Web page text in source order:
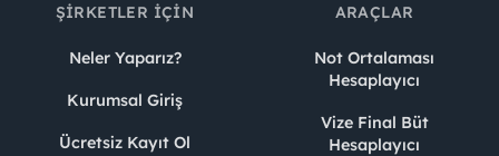
ŞIRKETLER İÇIN
Neler Yaparız?
Kurumsal Giriş
Ücretsiz Kayıt Ol
ARAÇLAR
Not Ortalaması
Hesaplayıcı
Vize Final Büt
Hesaplayıcı